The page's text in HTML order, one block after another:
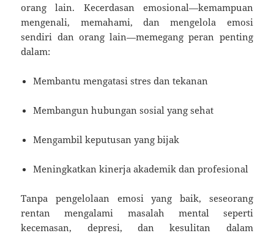
orang lain. Kecerdasan emosional—kemampuan
mengenali, memahami, dan mengelola emosi
sendiri dan orang lain—memegang peran penting
dalam:
Membantu mengatasi stres dan tekanan
Membangun hubungan sosial yang sehat
Mengambil keputusan yang bijak
Meningkatkan kinerja akademik dan profesional
Tanpa pengelolaan emosi yang baik, seseorang
rentan mengalami masalah mental seperti
kecemasan, depresi, dan kesulitan dalam